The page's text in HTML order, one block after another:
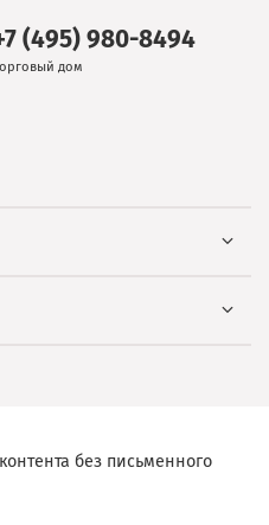
(495) 980-8494
дом
без письменного